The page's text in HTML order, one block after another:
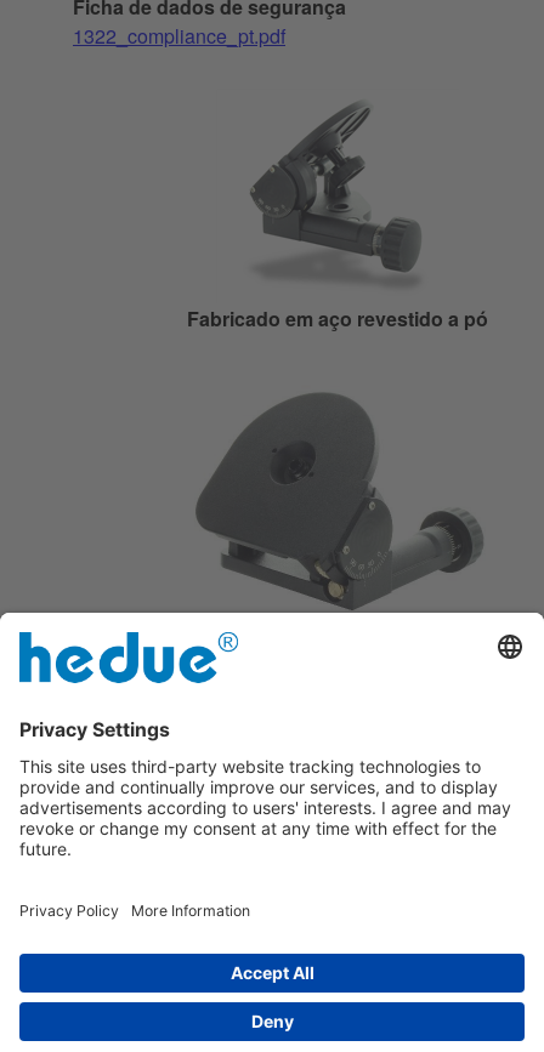
Ficha de dados de segurança
1322_compliance_pt.pdf
Fabricado em aço revestido a pó
graduação em passos de 5°.
Ajuste óptimo por meio de ajuste fino
sobre nós|Política de privacidade